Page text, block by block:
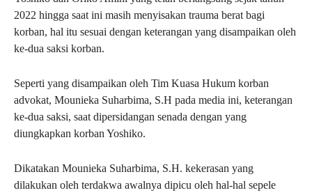
2022 hingga saat ini masih menyisakan trauma berat bagi
korban, hal itu sesuai dengan keterangan yang disampaikan oleh
ke-dua saksi korban.
Seperti yang disampaikan oleh Tim Kuasa Hukum korban
advokat, Mounieka Suharbima, S.H pada media ini, keterangan
ke-dua saksi, saat dipersidangan senada dengan yang
diungkapkan korban Yoshiko.
Dikatakan Mounieka Suharbima, S.H. kekerasan yang
dilakukan oleh terdakwa awalnya dipicu oleh hal-hal sepele